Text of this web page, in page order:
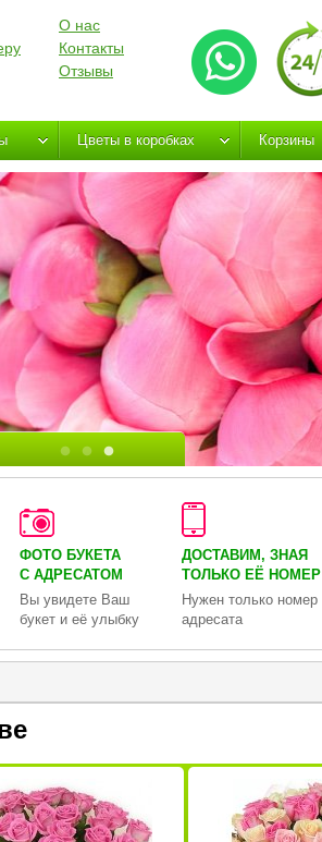
О нас
Контакты
Отзывы
Цветы в коробках Корзины
ФОТО БУКЕТА
С АДРЕСАТОМ
Вы увидете Ваш
букет и её улыбку
ДОСТАВИМ, ЗНАЯ
ТОЛЬКО ЕЁ НОМЕР
Нужен только номер
адресата